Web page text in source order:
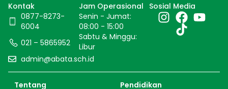
Kontak
0877-8273-
6004
021 – 5865952
admin@abata.sch.id
Jam Operasional
Senin - Jumat:
08:00 - 15:00
Sabtu & Minggu:
Libur
Sosial Media
Tentang Pendidikan